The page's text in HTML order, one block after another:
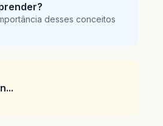
desses conceitos